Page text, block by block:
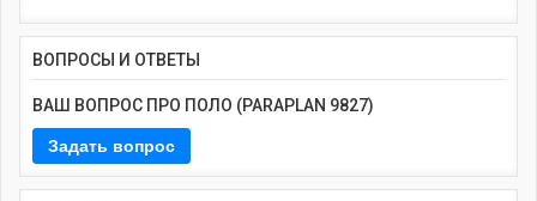
ВОПРОСЫ И ОТВЕТЫ
ВАШ ВОПРОС ПРО ПОЛО (PARAPLAN 9827)